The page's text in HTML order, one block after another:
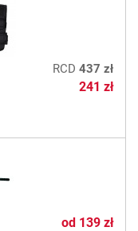
RCD 437 zł
241 zł
od 139 zł